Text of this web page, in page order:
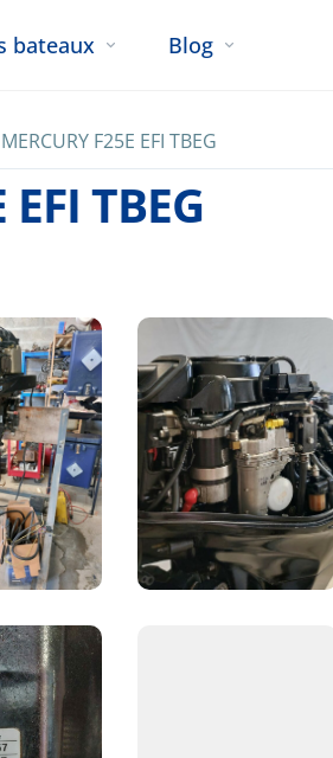
bateaux Blog
F25E EFI TBEG
TBEG